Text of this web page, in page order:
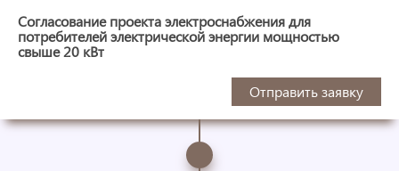
Согласование проекта электроснабжения для
потребителей электрической энергии мощностью
свыше 20 кВт
Отправить заявку